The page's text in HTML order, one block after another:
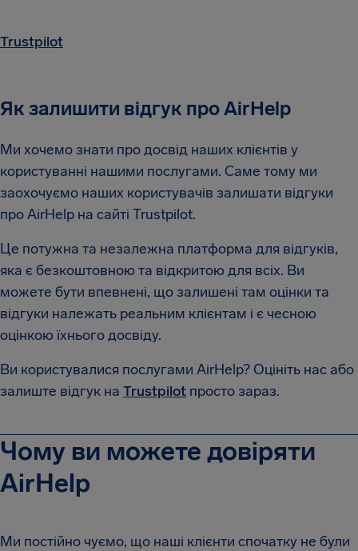
Trustpilot
Як залишити відгук про AirHelp
Ми хочемо знати про досвід наших клієнтів у
користуванні нашими послугами. Саме тому ми
заохочуємо наших користувачів залишати відгуки
про AirHelp на сайті Trustpilot.
Це потужна та незалежна платформа для відгуків,
яка є безкоштовною та відкритою для всіх. Ви
можете бути впевнені, що залишені там оцінки та
відгуки належать реальним клієнтам і є чесною
оцінкою їхнього досвіду.
Ви користувалися послугами AirHelp? Оцініть нас або
залиште відгук на Trustpilot просто зараз.
Чому ви можете довіряти
AirHelp
Ми постійно чуємо, що наші клієнти спочатку не були